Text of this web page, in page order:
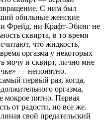
С ним был
обильные женские
Фрейд, ни Крафт-Эбинг не
сквирта, в то время
что жидкость,
оргазма у некоторых
мочу и сквирт, лично мне
— непонятно.
первый раз, когда,
оргазма,
мокрое пятно. Первая
от радости, но все же.
свой предательский